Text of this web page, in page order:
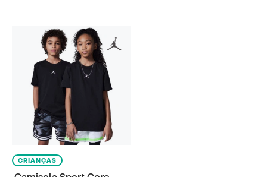
CRIANÇAS